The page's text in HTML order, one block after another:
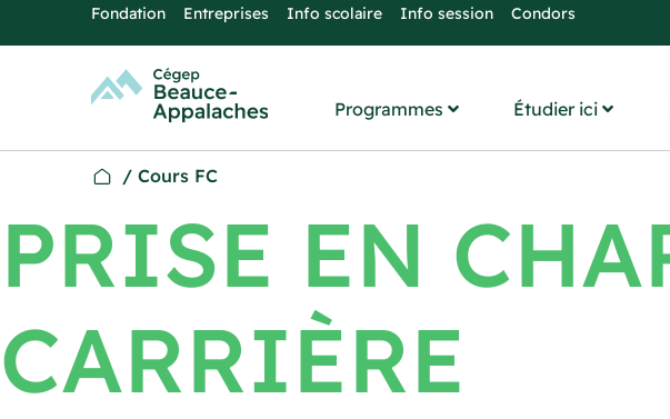
Fondation Entreprises Info scolaire Info session Condors
Programmes Étudier ici
/ Cours FC
PRISE EN
CARRIÈRE